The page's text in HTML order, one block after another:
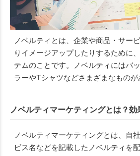
ノベルティとは、企業や商品・サー
りイメージアップしたりするために
テムのことです。ノベルティにはバ
ラーやTシャツなどさまざまなものが
ノベルティマーケティングとは？効
ノベルティマーケティングとは、自
ビス名などを記載したノベルティを